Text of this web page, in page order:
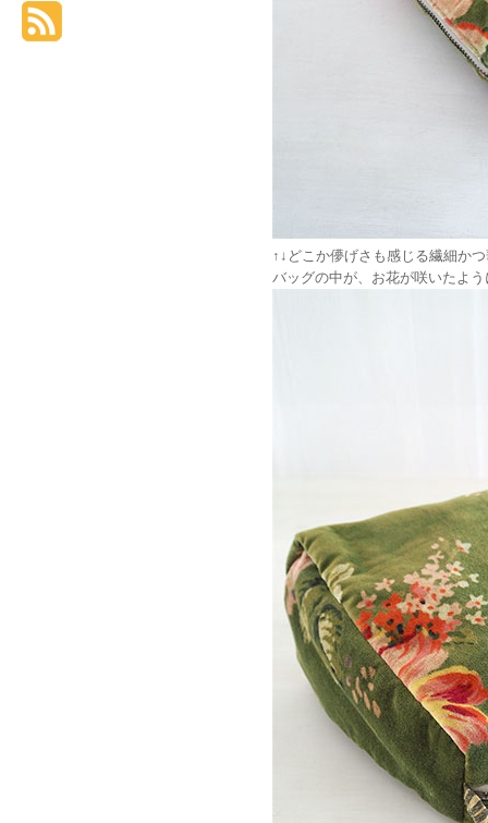
↑↓どこか儚げさも感じる繊細か
バッグの中が、お花が咲いたよ